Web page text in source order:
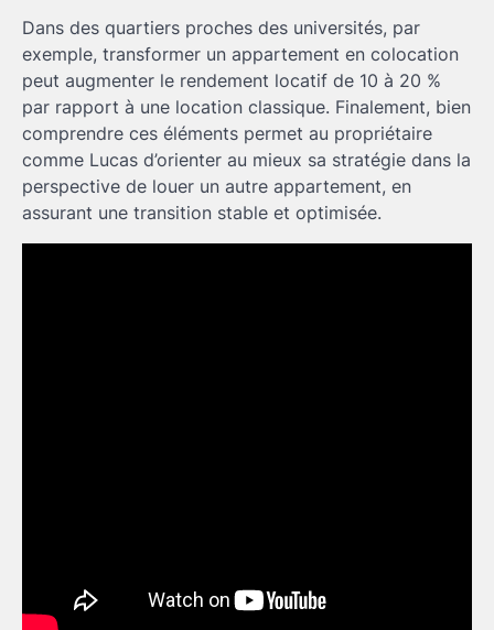
Dans des quartiers proches des universités, par
exemple, transformer un appartement en colocation
peut augmenter le rendement locatif de 10 à 20 %
par rapport à une location classique. Finalement, bien
comprendre ces éléments permet au propriétaire
comme Lucas d’orienter au mieux sa stratégie dans la
perspective de louer un autre appartement, en
assurant une transition stable et optimisée.